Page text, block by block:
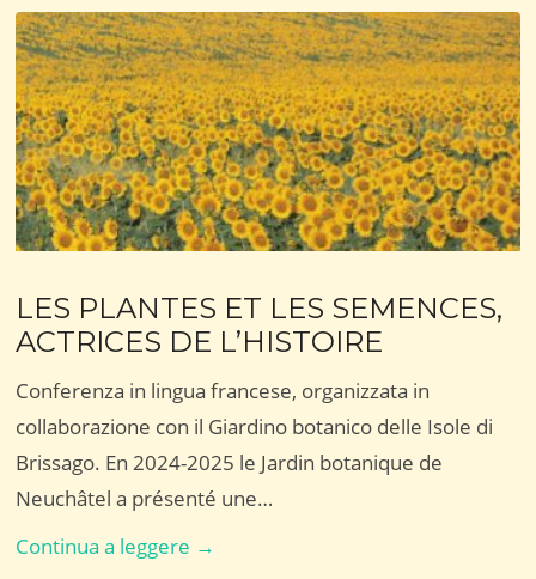
DI
LODANO
LES PLANTES ET LES SEMENCES,
ACTRICES DE L’HISTOIRE
Conferenza in lingua francese, organizzata in
collaborazione con il Giardino botanico delle Isole di
Brissago. En 2024-2025 le Jardin botanique de
Neuchâtel a présenté une…
Continua a leggere →